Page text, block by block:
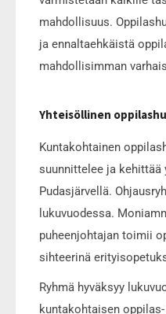
mahdollisuus.
ja ennaltaehkäistä
mahdollisimman
Yhteisöllinen
Kuntakohtainen
suunnittelee ja
Pudasjärvellä.
lukuvuodessa.
puheenjohtajan toimii
sihteerinä
Ryhmä hyväksyy
kuntakohtaisen